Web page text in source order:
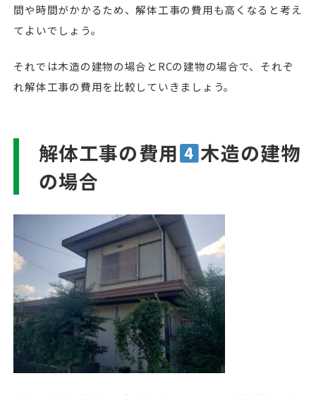
間や時間がかかるため、解体工事の費用も高くなると考え
てよいでしょう。
それでは木造の建物の場合とRCの建物の場合で、それぞ
れ解体工事の費用を比較していきましょう。
解体工事の費用
木造の建物
の場合